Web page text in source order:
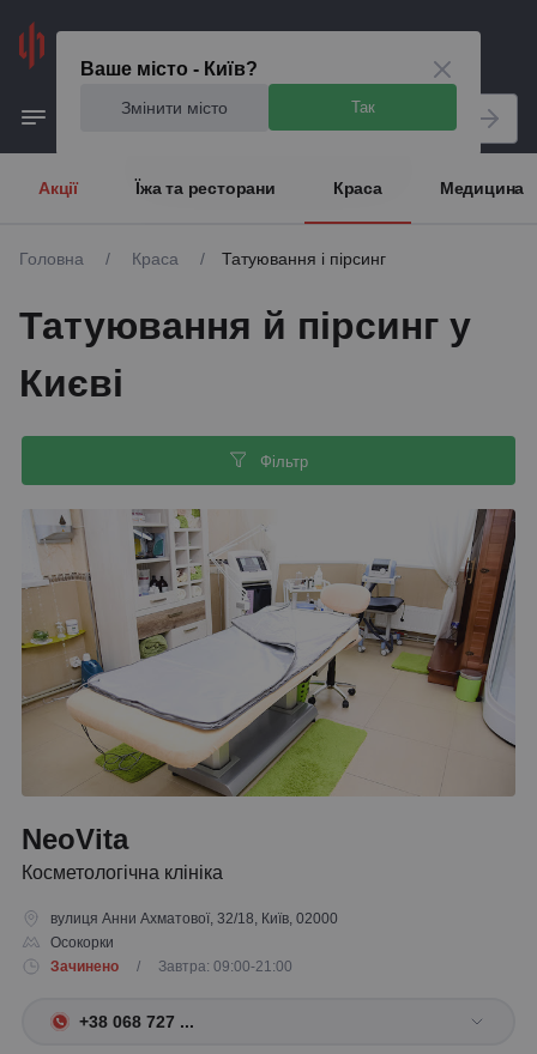
Ваше місто - Київ?
Змінити місто Так
Акції Їжа та ресторани Краса Медицина
Головна / Краса / Татуювання і пірсинг
Татуювання й пірсинг у
Києві
Фільтр
NeoVita
Косметологічна клініка
вулиця Анни Ахматової, 32/18, Київ, 02000
Осокорки
Зачинено
/ Завтра: 09:00-21:00
+38 068 727 ...